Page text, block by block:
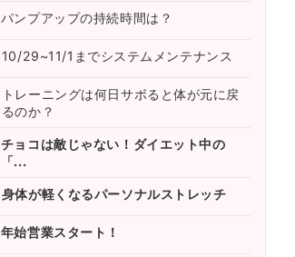
パンプアップの持続時間は？
10/29~11/1までシステムメンテナンス
トレーニングは何日サボると体が元に戻
るのか？
チョコは敵じゃない！ダイエット中の
「...
身体が軽くなるパーソナルストレッチ
年始営業スタート！